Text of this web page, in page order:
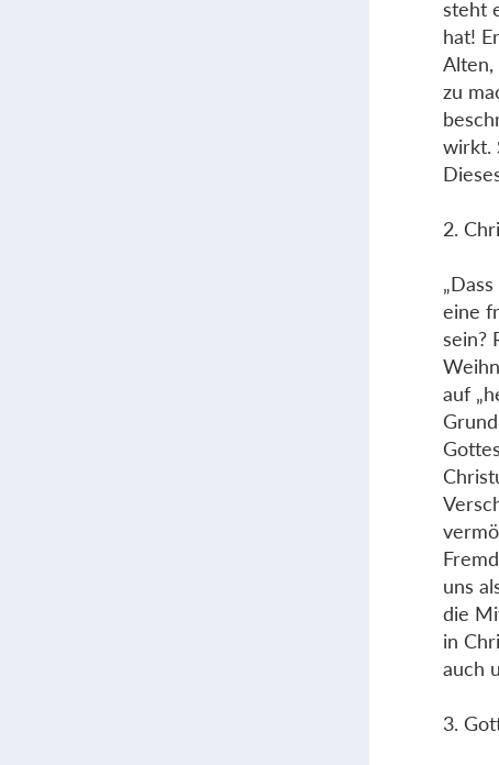
steht
hat!
Alten,
zu
wirkt.
2.
eine
sein?
auf
uns
die
in
auch
3.